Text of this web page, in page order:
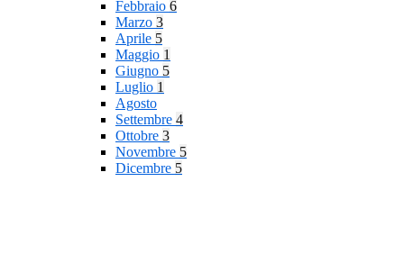
Febbraio 6
Marzo 3
Aprile 5
Maggio 1
Giugno 5
Luglio 1
Agosto
Settembre 4
Ottobre 3
Novembre 5
Dicembre 5